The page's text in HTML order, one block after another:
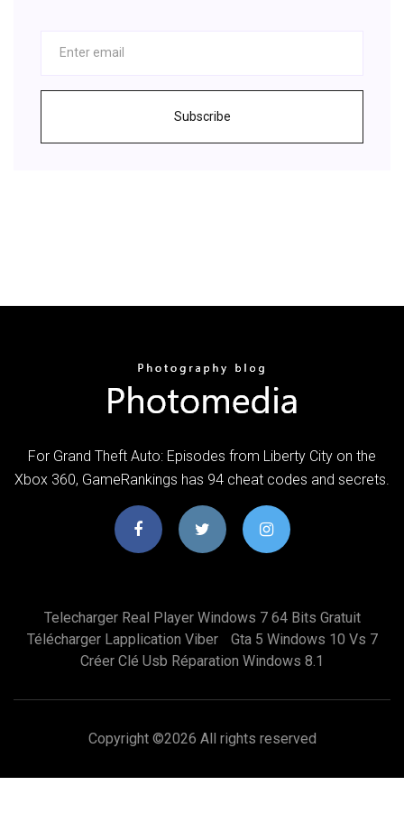
Subscribe
For Grand Theft Auto: Episodes from Liberty City on the
Xbox 360, GameRankings has 94 cheat codes and secrets.
Telecharger Real Player Windows 7 64 Bits Gratuit
Télécharger Lapplication Viber
Gta 5 Windows 10 Vs 7
Créer Clé Usb Réparation Windows 8.1
Copyright ©2026 All rights reserved